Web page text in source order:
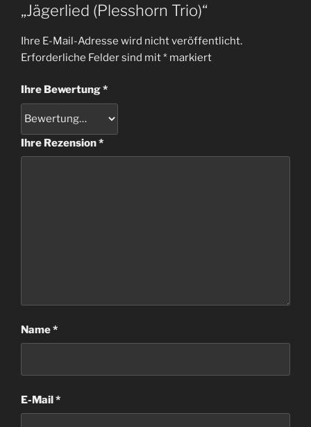
„Jägerlied (Plesshorn Trio)“
Ihre E-Mail-Adresse wird nicht veröffentlicht.
Erforderliche Felder sind mit* markiert
Ihre Bewertung*
Ihre Rezension*
Name*
E-Mail*